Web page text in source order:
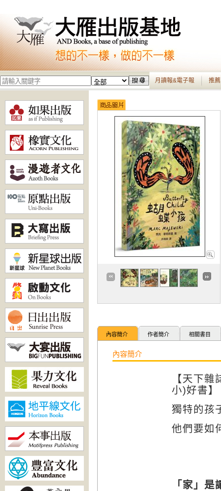
月讀報&電子報 推
內容簡介 作者簡介 相關書目
內容簡介
【天下雜
小)好書】
獨特的孩
他們要如
「家」